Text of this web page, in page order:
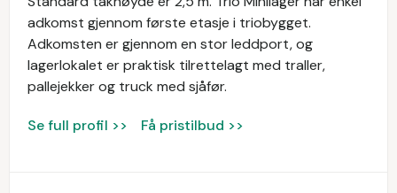
adkomst gjennom første etasje i triobygget.
Adkomsten er gjennom en stor leddport, og
lagerlokalet er praktisk tilrettelagt med traller,
pallejekker og truck med sjåfør.
Se full profil >> Få pristilbud >>